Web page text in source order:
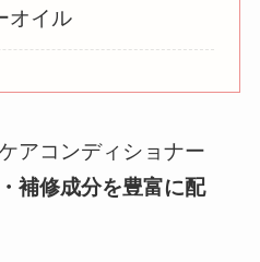
オイル
アコンディショナー
補修成分を豊富に配